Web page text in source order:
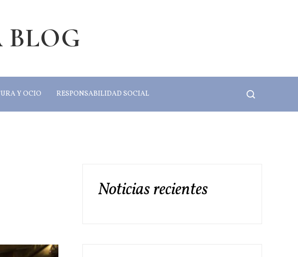
BLOG
Y OCIO RESPONSABILIDAD SOCIAL
Noticias recientes